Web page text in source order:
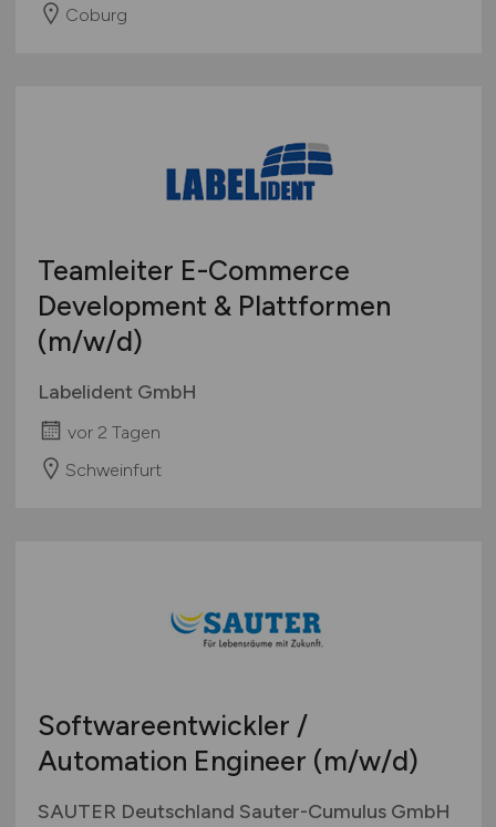
Coburg
Teamleiter E-Commerce
Development & Plattformen
(m/w/d)
Labelident GmbH
vor 2 Tagen
Schweinfurt
Softwareentwickler /
Automation Engineer (m/w/d)
SAUTER Deutschland Sauter-Cumulus GmbH